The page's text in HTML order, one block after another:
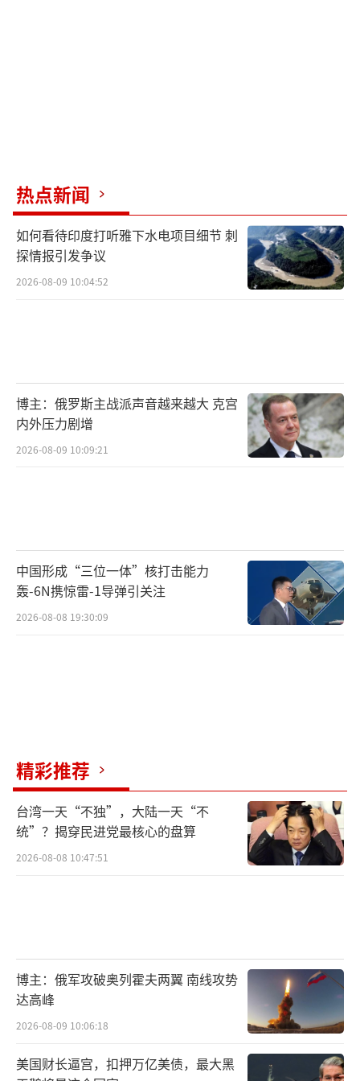
家，只会带来更多的破坏和紧张局势。这次事
件再次证明了透明度和实力的重要性，任何试
图隐瞒真相的行为最终都会暴露无遗。（责任编
热点新闻
如何看待印度打听雅下水电项目细节 刺
探情报引发争议
2026-08-09 10:04:52
博主：俄罗斯主战派声音越来越大 克宫
内外压力剧增
2026-08-09 10:09:21
中国形成“三位一体”核打击能力
轰-6N携惊雷-1导弹引关注
2026-08-08 19:30:09
精彩推荐
台湾一天“不独”，大陆一天“不
统”？揭穿民进党最核心的盘算
2026-08-08 10:47:51
博主：俄军攻破奥列霍夫两翼 南线攻势
达高峰
2026-08-09 10:06:18
美国财长逼宫，扣押万亿美债，最大黑